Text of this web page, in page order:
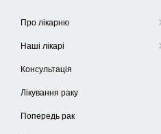
Про лікарню
Наші лікарі
Консультація
Лікування раку
Попередь рак